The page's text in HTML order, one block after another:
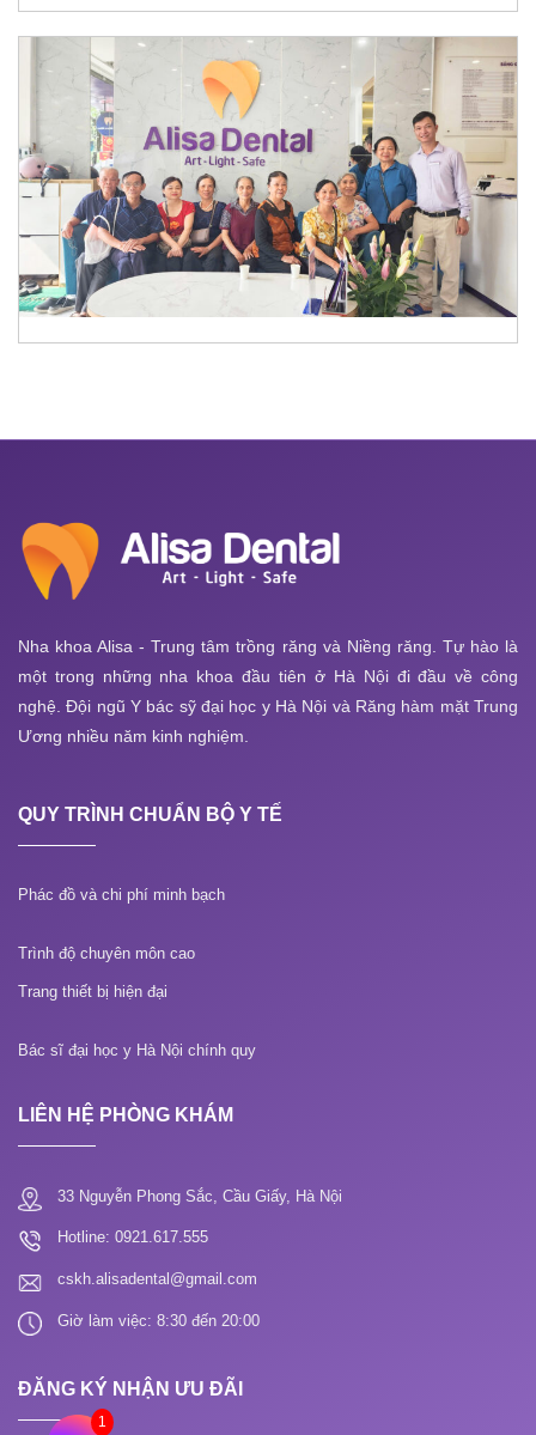
Nha khoa Alisa - Trung tâm trồng răng và Niềng răng. Tự hào là
một trong những nha khoa đầu tiên ở Hà Nội đi đầu về công
nghệ. Đội ngũ Y bác sỹ đại học y Hà Nội và Răng hàm mặt Trung
Ương nhiều năm kinh nghiệm.
QUY TRÌNH CHUẨN BỘ Y TẾ
Phác đồ và chi phí minh bạch
Trình độ chuyên môn cao
Trang thiết bị hiện đại
Bác sĩ đại học y Hà Nội chính quy
LIÊN HỆ PHÒNG KHÁM
33 Nguyễn Phong Sắc, Cầu Giấy, Hà Nội
Hotline: 0921.617.555
cskh.alisadental@gmail.com
Giờ làm việc: 8:30 đến 20:00
ĐĂNG KÝ NHẬN ƯU ĐÃI
1